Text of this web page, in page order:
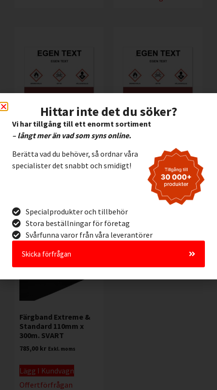
Cisternskylt
Aluminium A4
250,00 Exkl. moms
Cisterndekal A2
550,00
Lägg I Kundvagn
Offertförfrågan
Färgband Extreme &
Standard 110mm x
300m. SVART
785,00 kr Exkl. moms
Lägg I Kundvagn
Offertförfrågan
Hittar inte det du söker?
Vi har tillgång till ett enormt sortiment
– långt mer än vad som syns online.
Berätta vad du behöver, så ordnar våra
specialister det snabbt och smidigt!
Specialprodukter och tillbehör
Stora beställningar för företag
Svårfunna varor från våra leverantörer
Skicka förfrågan